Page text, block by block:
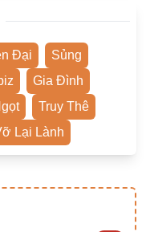
Đại
Sủng
Gia Đình
Truy Thê
Lại Lành